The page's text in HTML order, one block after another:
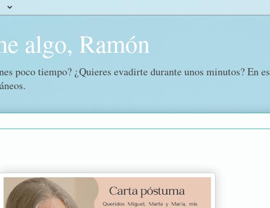
algo, Ramón
poco tiempo? ¿Quieres evadirte durante unos minutos? En